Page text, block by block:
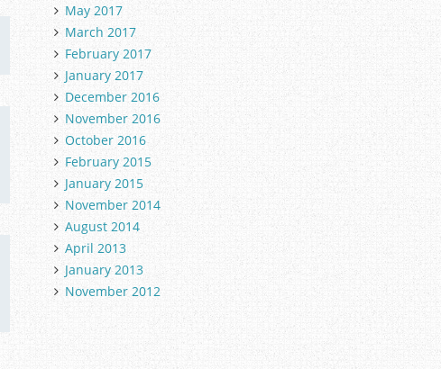
May 2017
March 2017
February 2017
January 2017
December 2016
November 2016
October 2016
February 2015
January 2015
November 2014
August 2014
April 2013
January 2013
November 2012